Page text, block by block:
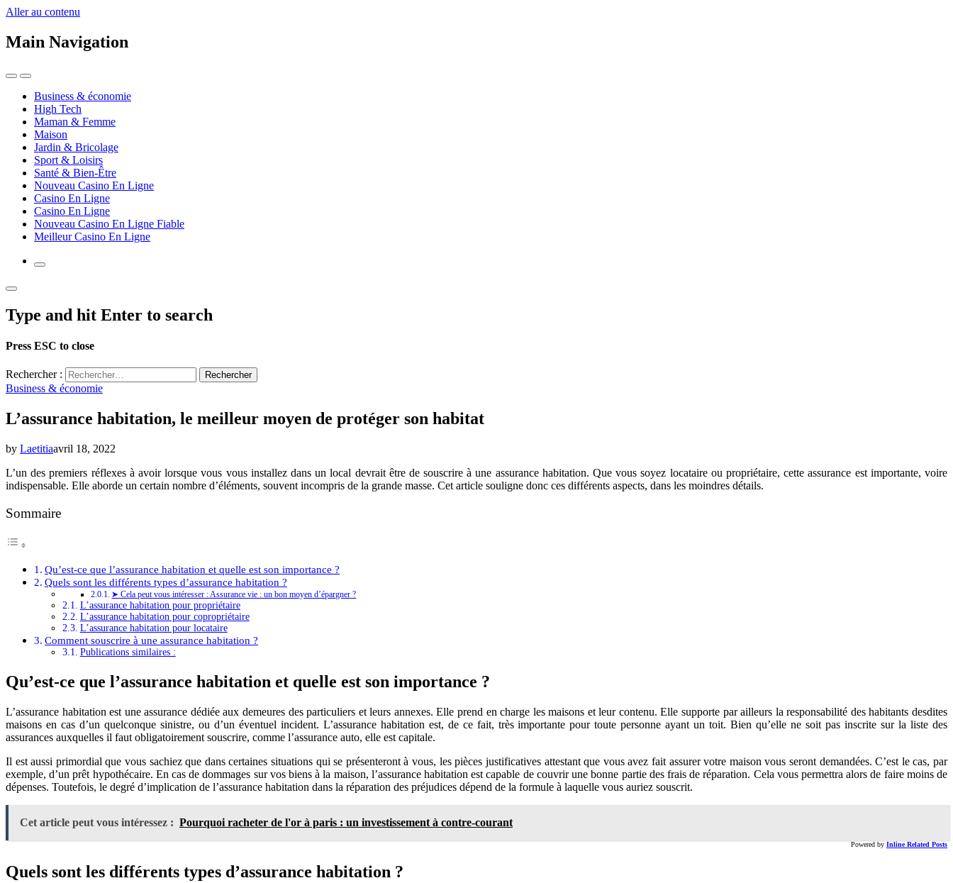
Aller au contenu
Main Navigation
Business & économie
High Tech
Maman & Femme
Maison
Jardin & Bricolage
Sport & Loisirs
Santé & Bien-Être
Nouveau Casino En Ligne
Casino En Ligne
Casino En Ligne
Nouveau Casino En Ligne Fiable
Meilleur Casino En Ligne
Type and hit Enter to search
Press ESC to close
Rechercher :
Business & économie
L’assurance habitation, le meilleur moyen de protéger son habitat
by Laetitiaavril 18, 2022
L’un des premiers réflexes à avoir lorsque vous vous installez dans un local devrait être de souscrire à une assurance habitation. Que vous soyez locataire ou propriétaire, cette assurance est importante, voire
indispensable. Elle aborde un certain nombre d’éléments, souvent incompris de la grande masse. Cet article souligne donc ces différents aspects, dans les moindres détails.
Sommaire
Qu’est-ce que l’assurance habitation et quelle est son importance ?
Quels sont les différents types d’assurance habitation ?
➤ Cela peut vous intéresser : Assurance vie : un bon moyen d’épargner ?
L’assurance habitation pour propriétaire
L’assurance habitation pour copropriétaire
L’assurance habitation pour locataire
Comment souscrire à une assurance habitation ?
Publications similaires :
Qu’est-ce que l’assurance habitation et quelle est son importance ?
L’assurance habitation est une assurance dédiée aux demeures des particuliers et leurs annexes. Elle prend en charge les maisons et leur contenu. Elle supporte par ailleurs la responsabilité des habitants desdites
maisons en cas d’un quelconque sinistre, ou d’un éventuel incident. L’assurance habitation est, de ce fait, très importante pour toute personne ayant un toit. Bien qu’elle ne soit pas inscrite sur la liste des
assurances auxquelles il faut obligatoirement souscrire, comme l’assurance auto, elle est capitale.
Il est aussi primordial que vous sachiez que dans certaines situations qui se présenteront à vous, les pièces justificatives attestant que vous avez fait assurer votre maison vous seront demandées. C’est le cas, par
exemple, d’un prêt hypothécaire. En cas de dommages sur vos biens à la maison, l’assurance habitation est capable de couvrir une bonne partie des frais de réparation. Cela vous permettra alors de faire moins de
dépenses. Toutefois, le degré d’implication de l’assurance habitation dans la réparation des préjudices dépend de la formule à laquelle vous auriez souscrit.
Cet article peut vous intéressez : Pourquoi racheter de l'or à paris : un investissement à contre-courant
Powered by Inline Related Posts
Quels sont les différents types d’assurance habitation ?